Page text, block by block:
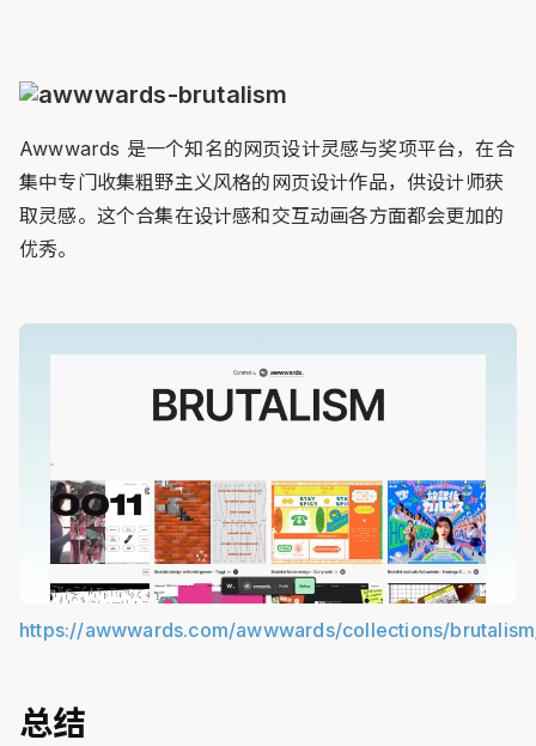
Awwwards 是一个知名的网页设计灵感与奖项平台，在合
集中专门收集粗野主义风格的网页设计作品，供设计师获
取灵感。这个合集在设计感和交互动画各方面都会更加的
优秀。
https://awwwards.com/awwwards/collections/
总结